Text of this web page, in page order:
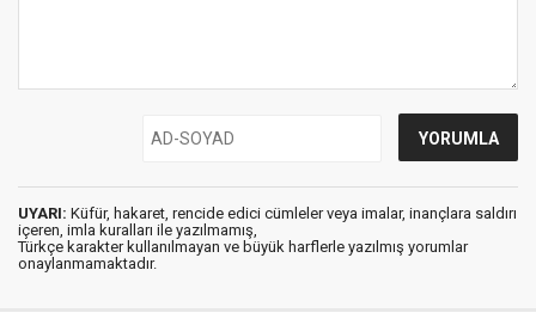
UYARI: Küfür, hakaret, rencide edici cümleler veya imalar, inançlara saldırı
içeren, imla kuralları ile yazılmamış,
Türkçe karakter kullanılmayan ve büyük harflerle yazılmış yorumlar
onaylanmamaktadır.